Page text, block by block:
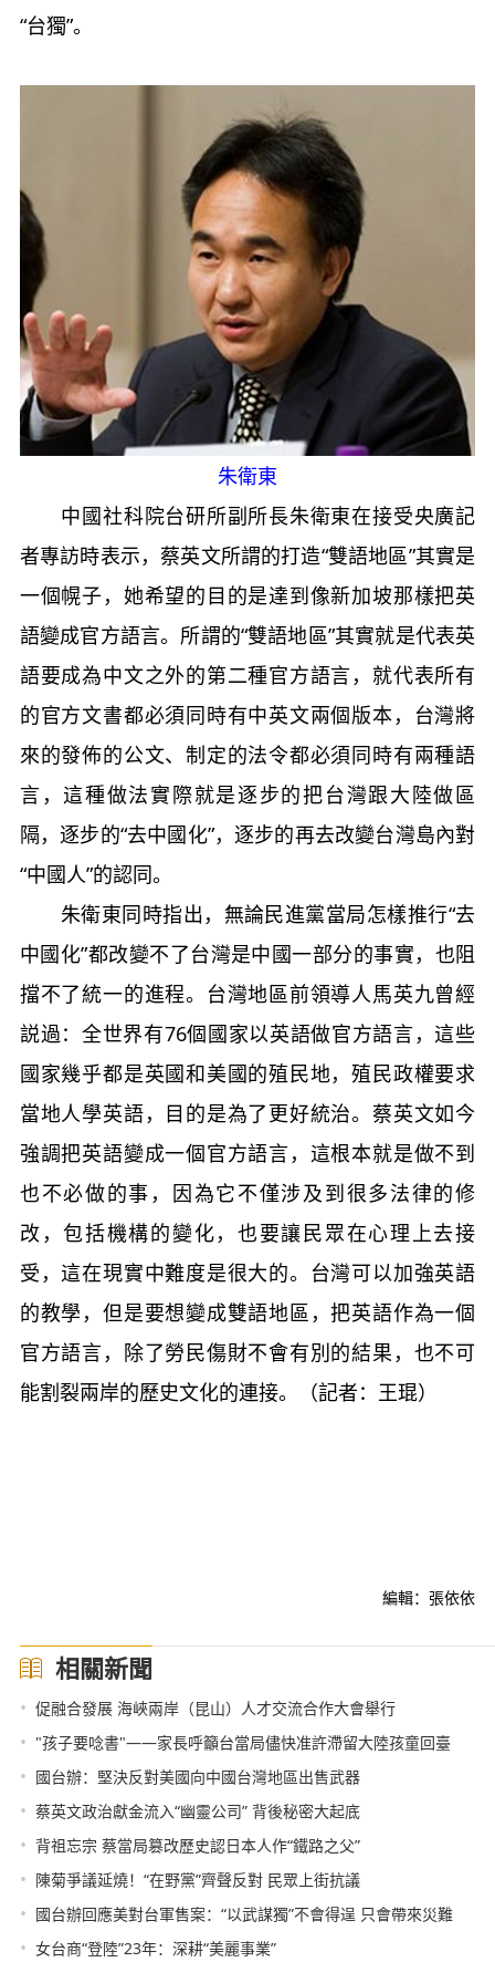
“台獨”。
朱衛東
中國社科院台研所副所長朱衛東在接受央廣記
者專訪時表示，蔡英文所謂的打造“雙語地區”其實是
一個幌子，她希望的目的是達到像新加坡那樣把英
語變成官方語言。所謂的“雙語地區”其實就是代表英
語要成為中文之外的第二種官方語言，就代表所有
的官方文書都必須同時有中英文兩個版本，台灣將
來的發佈的公文、制定的法令都必須同時有兩種語
言，這種做法實際就是逐步的把台灣跟大陸做區
隔，逐步的“去中國化”，逐步的再去改變台灣島內對
“中國人”的認同。
朱衛東同時指出，無論民進黨當局怎樣推行“去
中國化”都改變不了台灣是中國一部分的事實，也阻
擋不了統一的進程。台灣地區前領導人馬英九曾經
説過：全世界有76個國家以英語做官方語言，這些
國家幾乎都是英國和美國的殖民地，殖民政權要求
當地人學英語，目的是為了更好統治。蔡英文如今
強調把英語變成一個官方語言，這根本就是做不到
也不必做的事，因為它不僅涉及到很多法律的修
改，包括機構的變化，也要讓民眾在心理上去接
受，這在現實中難度是很大的。台灣可以加強英語
的教學，但是要想變成雙語地區，把英語作為一個
官方語言，除了勞民傷財不會有別的結果，也不可
能割裂兩岸的歷史文化的連接。（記者：王琨）
編輯：張依依
相關新聞
• 促融合發展 海峽兩岸（昆山）人才交流合作大會舉行
• "孩子要唸書"——家長呼籲台當局儘快准許滯留大陸孩童回臺
• 國台辦：堅決反對美國向中國台灣地區出售武器
• 蔡英文政治獻金流入“幽靈公司” 背後秘密大起底
• 背祖忘宗 蔡當局篡改歷史認日本人作“鐵路之父”
• 陳菊爭議延燒！“在野黨”齊聲反對 民眾上街抗議
• 國台辦回應美對台軍售案：“以武謀獨”不會得逞 只會帶來災難
• 女台商“登陸”23年：深耕“美麗事業”